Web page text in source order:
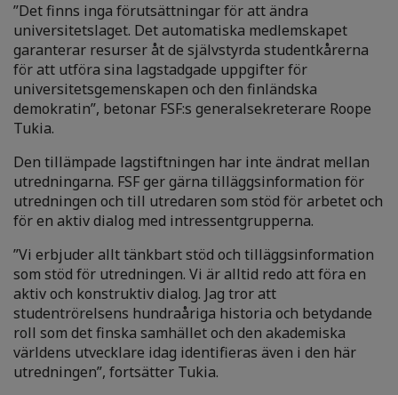
”Det finns inga förutsättningar för att ändra
universitetslaget. Det automatiska medlemskapet
garanterar resurser åt de självstyrda studentkårerna
för att utföra sina lagstadgade uppgifter för
universitetsgemenskapen och den finländska
demokratin”, betonar FSF:s generalsekreterare Roope
Tukia.
Den tillämpade lagstiftningen har inte ändrat mellan
utredningarna. FSF ger gärna tilläggsinformation för
utredningen och till utredaren som stöd för arbetet och
för en aktiv dialog med intressentgrupperna.
”Vi erbjuder allt tänkbart stöd och tilläggsinformation
som stöd för utredningen. Vi är alltid redo att föra en
aktiv och konstruktiv dialog. Jag tror att
studentrörelsens hundraåriga historia och betydande
roll som det finska samhället och den akademiska
världens utvecklare idag identifieras även i den här
utredningen”, fortsätter Tukia.